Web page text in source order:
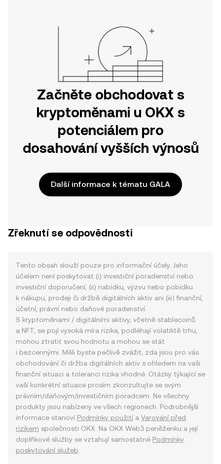
Začněte obchodovat s
kryptoměnami u OKX s
potenciálem pro
dosahování vyšších výnosů
Další informace k tématu GALA
Zřeknutí se odpovědnosti
Tento obsah slouží pouze pro informační účely. Jeho
účelem není poskytovat (i) investiční poradenství nebo
investiční doporučení, (ii) nabídku, výzvu nebo pobídku
k nákupu, prodeji či držbě digitálních aktiv ani (iii) finanční,
účetní, právní nebo daňové poradenství.
S kryptoměnami / digitálními aktivy, včetně stablecoinů
a NFT, se pojí vysoká míra rizika, podléhají volatilitě trhu,
mohou ztratit svou hodnotu a mohou se stát
i bezcennými. Měli byste pečlivě zvážit, zda jsou pro vás
obchodování či držba digitálních aktiv s ohledem na vaši
finanční situaci a toleranci rizika vhodné. Otázky týkající se
vaší konkrétní situace prosím zkonzultujte se svým
právním/daňovým/investičním poradcem. Ne všechny
produkty jsou nabízeny ve všech regionech. Podrobnější
informace stanoví Podmínky použitía Varování před
rizikem společnosti OKX. Na OKX Web3 peněženku a její
doplňkové služby se vztahují samostatné Podmínky
poskytování služeb